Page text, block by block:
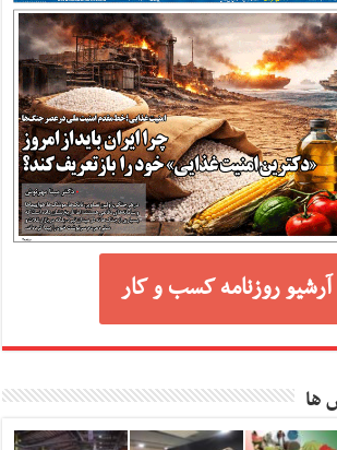
آرشیو روزنامه کسب و کار
ها